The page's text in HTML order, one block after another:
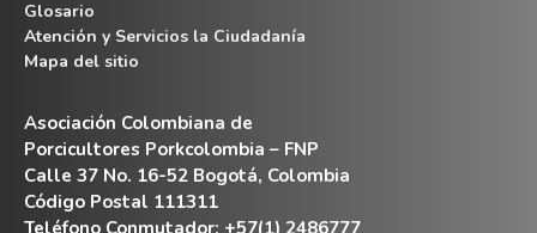
Glosario
Atención y Servicios la Ciudadanía
Mapa del sitio
Asociación Colombiana de
Porcicultores Porkcolombia – FNP
Calle 37 No. 16-52 Bogotá, Colombia
Código Postal 111311
Teléfono Conmutador: +57(1) 2486777